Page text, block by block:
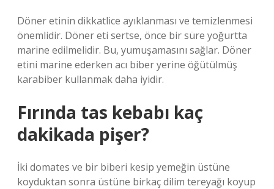
Döner etinin dikkatlice ayıklanması ve temizlenmesi
önemlidir. Döner eti sertse, önce bir süre yoğurtta
marine edilmelidir. Bu, yumuşamasını sağlar. Döner
etini marine ederken acı biber yerine öğütülmüş
karabiber kullanmak daha iyidir.
Fırında tas kebabı kaç
dakikada pişer?
İki domates ve bir biberi kesip yemeğin üstüne
koyduktan sonra üstüne birkaç dilim tereyağı koyup